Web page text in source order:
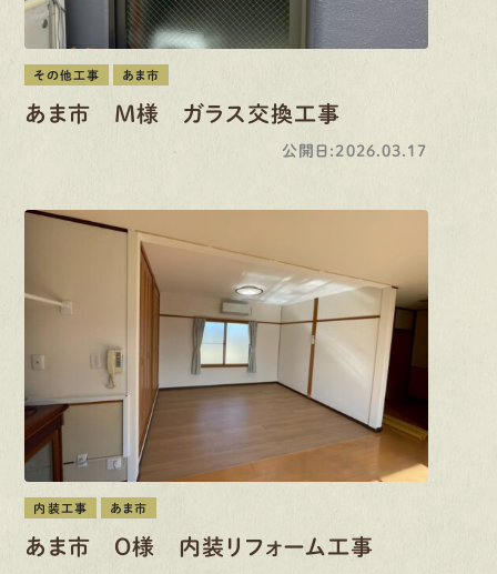
その他工事 あま市
あま市 M様 ガラス交換工事
公開日:2026.03.17
内装工事 あま市
あま市 O様 内装リフォーム工事